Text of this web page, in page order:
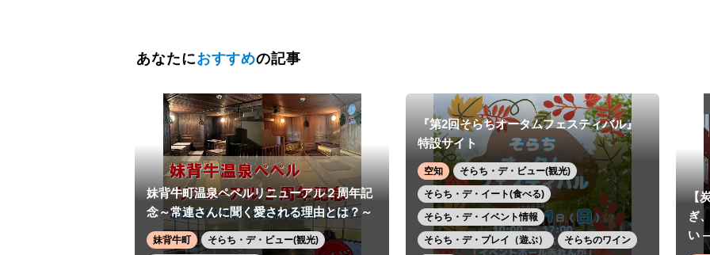
あなたにおすすめの記事
妹背牛町温泉ペペルリニューアル２周年記
念～常連さんに聞く愛される理由とは？～
妹背牛町 そらち・デ・ビュー(観光)
『第2回そらちオータムフェスティバル』
特設サイト
空知 そらち・デ・ビュー(観光)
そらち・デ・イート(食べる)
そらち・デ・イベント情報
そらち・デ・プレイ（遊ぶ） そらちのワイン
【
ぎ
い